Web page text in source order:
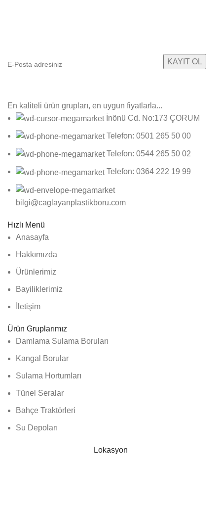
En kaliteli ürün grupları, en uygun fiyatlarla...
İnönü Cd. No:173 ÇORUM
Telefon: 0501 265 50 00
Telefon: 0544 265 50 02
Telefon: 0364 222 19 99
bilgi@caglayanplastikboru.com
Hızlı Menü
Anasayfa
Hakkımızda
Ürünlerimiz
Bayiliklerimiz
İletişim
Ürün Gruplarımız
Damlama Sulama Boruları
Kangal Borular
Sulama Hortumları
Tünel Seralar
Bahçe Traktörleri
Su Depoları
Lokasyon